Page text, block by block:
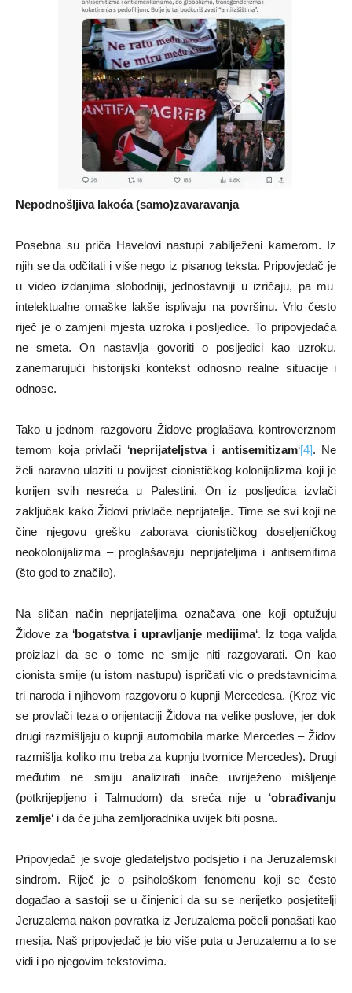
Nepodnošljiva lakoća (samo)zavaravanja
Posebna su priča Havelovi nastupi zabilježeni kamerom. Iz
njih se da odčitati i više nego iz pisanog teksta. Pripovjedač je
u video izdanjima slobodniji, jednostavniji u izričaju, pa mu
intelektualne omaške lakše isplivaju na površinu. Vrlo često
riječ je o zamjeni mjesta uzroka i posljedice. To pripovjedača
ne smeta. On nastavlja govoriti o posljedici kao uzroku,
zanemarujući historijski kontekst odnosno realne situacije i
odnose.
Tako u jednom razgovoru Židove proglašava kontroverznom
temom koja privlači ‘neprijateljstva i antisemitizam‘[4]. Ne
želi naravno ulaziti u povijest cionističkog kolonijalizma koji je
korijen svih nesreća u Palestini. On iz posljedica izvlači
zaključak kako Židovi privlače neprijatelje. Time se svi koji ne
čine njegovu grešku zaborava cionističkog doseljeničkog
neokolonijalizma – proglašavaju neprijateljima i antisemitima
(što god to značilo).
Na sličan način neprijateljima označava one koji optužuju
Židove za ‘bogatstva i upravljanje medijima‘. Iz toga valjda
proizlazi da se o tome ne smije niti razgovarati. On kao
cionista smije (u istom nastupu) ispričati vic o predstavnicima
tri naroda i njihovom razgovoru o kupnji Mercedesa. (Kroz vic
se provlači teza o orijentaciji Židova na velike poslove, jer dok
drugi razmišljaju o kupnji automobila marke Mercedes – Židov
razmišlja koliko mu treba za kupnju tvornice Mercedes). Drugi
međutim ne smiju analizirati inače uvriježeno mišljenje
(potkrijepljeno i Talmudom) da sreća nije u ‘obrađivanju
zemlje‘ i da će juha zemljoradnika uvijek biti posna.
Pripovjedač je svoje gledateljstvo podsjetio i na Jeruzalemski
sindrom. Riječ je o psihološkom fenomenu koji se često
događao a sastoji se u činjenici da su se nerijetko posjetitelji
Jeruzalema nakon povratka iz Jeruzalema počeli ponašati kao
mesija. Naš pripovjedač je bio više puta u Jeruzalemu a to se
vidi i po njegovim tekstovima.